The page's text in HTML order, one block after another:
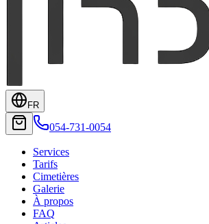
FR
054-731-0054
Services
Tarifs
Cimetières
Galerie
À propos
FAQ